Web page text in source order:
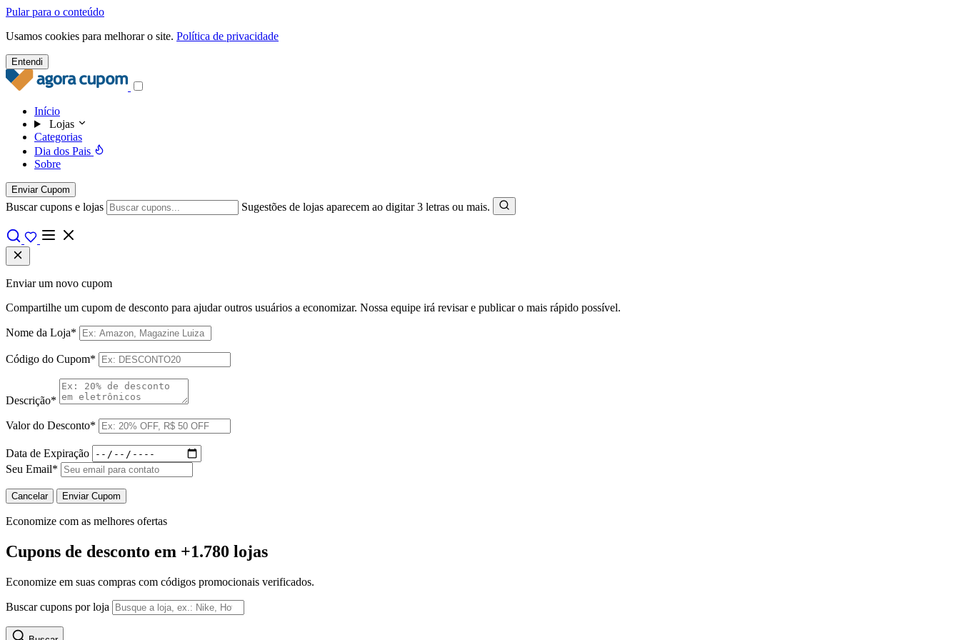
Pular para o conteúdo
Usamos cookies para melhorar o site. Política de privacidade
Entendi
Início
Lojas
Categorias
Dia dos Pais
Sobre
Enviar Cupom
Buscar cupons e lojas Sugestões de lojas aparecem ao digitar 3 letras ou mais.
Enviar um novo cupom
Compartilhe um cupom de desconto para ajudar outros usuários a economizar. Nossa equipe irá revisar e publicar o mais rápido possível.
Nome da Loja*
Código do Cupom*
Descrição*
Valor do Desconto*
Data de Expiração
Seu Email*
Cancelar Enviar Cupom
Economize com as melhores ofertas
Cupons de desconto em +1.780 lojas
Economize em suas compras com códigos promocionais verificados.
Buscar cupons por loja